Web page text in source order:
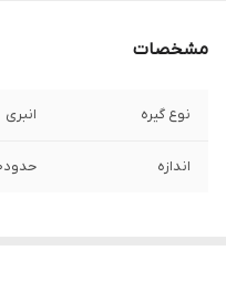
مشخصات
نوع گیره انبری
اندازه حدود۴۰ سانت